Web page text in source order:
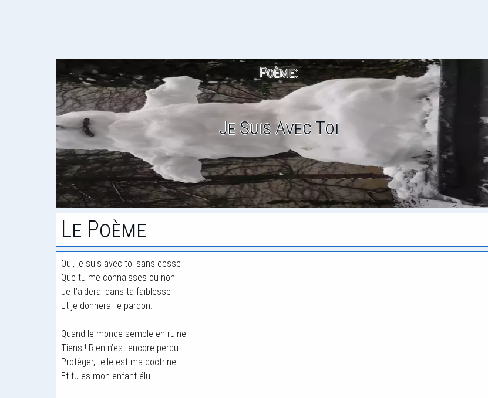
Poème:
Je Suis Avec Toi
Le Poème
Oui, je suis avec toi sans cesse
Que tu me connaisses ou non
Je t’aiderai dans ta faiblesse
Et je donnerai le pardon.
Quand le monde semble en ruine
Tiens ! Rien n’est encore perdu
Protéger, telle est ma doctrine
Et tu es mon enfant élu.